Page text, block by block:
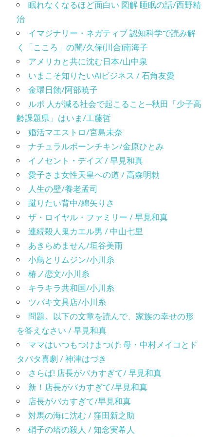
眠れなくなるほど面白い 図解 睡眠の話/西野精
治
イマジナリー・ネガティブ 認知科学で読み解
く「こころ」の闇/久保(川合)南海子
アメリカと共に沈む日本/山中泉
いまこそ知りたいAIビジネス / 石角友愛
金環日蝕/阿部暁子
ルポ 人が減る社会で起こること─秋田「少子高
齢課題県」はいま/工藤哲
婚活マエストロ/宮島未奈
ナチュラルボーンチキン/金原ひとみ
イノセント・デイズ / 早見和真
愛子さま女性天皇への道 / 高森明勅
人生の壁/養老孟司
蹴りたい背中/綿矢りさ
ザ・ロイヤル・ファミリー / 早見和真
連続殺人鬼カエル男 / 中山七里
あきらめません/垣谷美雨
小鳥とリムジン/小川糸
椿ノ恋文/小川糸
キラキラ共和国/小川糸
ツバキ文具店/小川糸
問題。以下の文章を読んで、家族の幸せの形
を答えなさい / 早見和真
ママはいつもつけまつげ: 母・中村メイコとド
タバタ喜劇 / 神津はづき
さらば! 店長がバカすぎて/ 早見和真
新！店長がバカすぎて/早見和真
店長がバカすぎて/早見和真
対馬の海に沈む / 窪田新之助
硝子の塔の殺人 / 知念実希人